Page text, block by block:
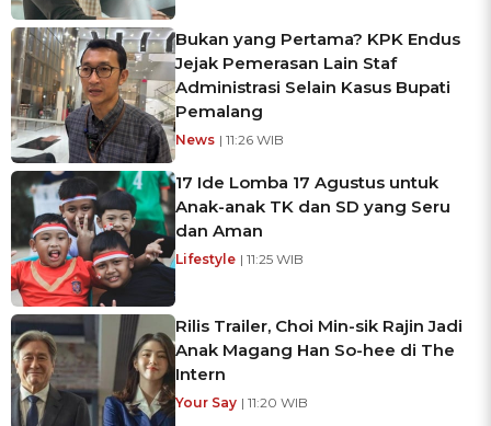
Bukan yang Pertama? KPK Endus
Jejak Pemerasan Lain Staf
Administrasi Selain Kasus Bupati
Pemalang
News | 11:26 WIB
17 Ide Lomba 17 Agustus untuk
Anak-anak TK dan SD yang Seru
dan Aman
Lifestyle | 11:25 WIB
Rilis Trailer, Choi Min-sik Rajin Jadi
Anak Magang Han So-hee di The
Intern
Your Say | 11:20 WIB